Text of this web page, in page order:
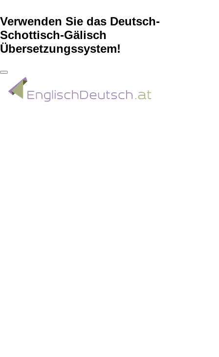
Verwenden Sie das Deutsch-
Schottisch-Gälisch
Übersetzungssystem!